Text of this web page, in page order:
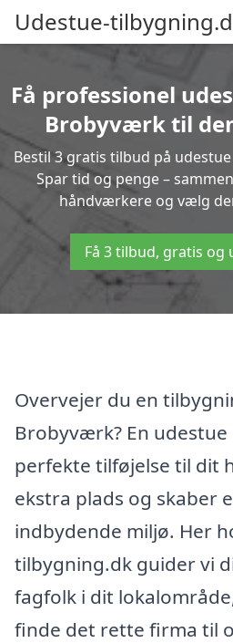
Udestue-
Få professionel
Brobyværk til
Bestil 3 gratis tilbud på
Spar tid og penge –
håndværkere og vælg
Få 3 tilbud, gratis
Overvejer du en
Brobyværk? En
perfekte tilføjelse til dit
ekstra plads og skaber
indbydende miljø. Her
tilbygning.dk guider vi
fagfolk i dit
finde det rette firma til